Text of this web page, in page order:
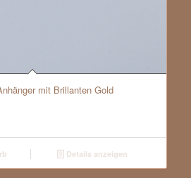
mit Brillanten Gold
Details anzeigen